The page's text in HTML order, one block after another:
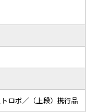
ロボ／（上段）携行品